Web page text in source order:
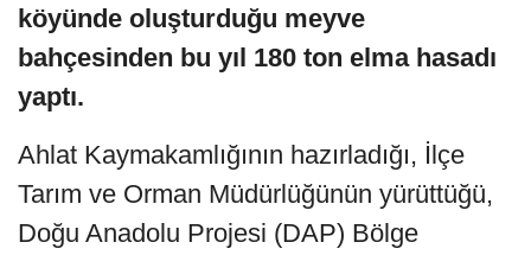
köyünde oluşturduğu meyve
bahçesinden bu yıl 180 ton elma hasadı
yaptı.
Ahlat Kaymakamlığının hazırladığı, İlçe
Tarım ve Orman Müdürlüğünün yürüttüğü,
Doğu Anadolu Projesi (DAP) Bölge